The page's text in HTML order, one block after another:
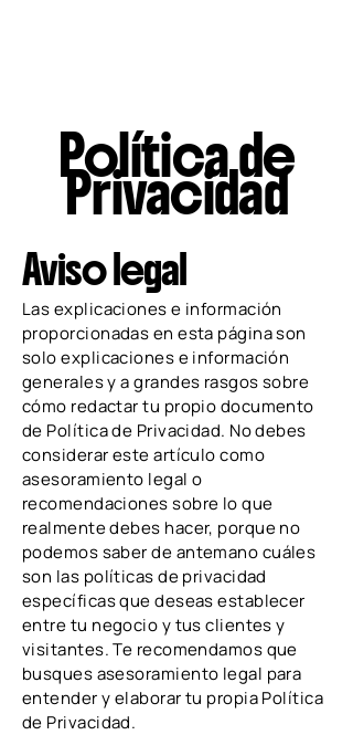
Política de
Privacidad
Aviso legal
Las explicaciones e información
proporcionadas en esta página son
solo explicaciones e información
generales y a grandes rasgos sobre
cómo redactar tu propio documento
de Política de Privacidad. No debes
considerar este artículo como
asesoramiento legal o
recomendaciones sobre lo que
realmente debes hacer, porque no
podemos saber de antemano cuáles
son las políticas de privacidad
específicas que deseas establecer
entre tu negocio y tus clientes y
visitantes. Te recomendamos que
busques asesoramiento legal para
entender y elaborar tu propia Política
de Privacidad.